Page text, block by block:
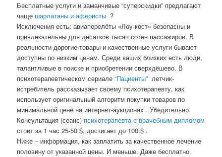
Бесплатные услуги и заманчивые “суперскидки” предлагают
чаще шарлатаны и аферисты ?
Исключения есть: авиаперелёты «Лоу-кост» безопасны и
привлекательны для десятков тысяч сотен пассажиров. В
реальности дорогие товары и качественные услуги бывают
доступны по низким ценам. Среди ваших близких есть люди,
талантливые в поиске и приобретении сверхдёшево. В
психотерапевтическом сериале“Пациенты” летчик-
истребитель рассказывает своему психотерапевту, как
использует оригинальный алгоритм покупки товаров по
минимальной цене на интернет-аукционах . Убедительно.
Консультация (сеанс) психотерапевта с врачебным дипломом
стоит за 1 час 25-50 $, достигает до 100 $ .
Ниже – информация, как заплатить за качественное лечение
половину от указанной цены. И меньше. Даже бесплатно.